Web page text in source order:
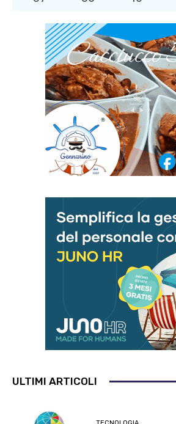
ULTIMI ARTICOLI